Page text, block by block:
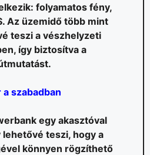
folyamatos fény,
Az üzemidő több mint
teszi a vészhelyzeti
így biztosítva a
szabadban
egy akasztóval
teszi, hogy a
könnyen rögzíthető